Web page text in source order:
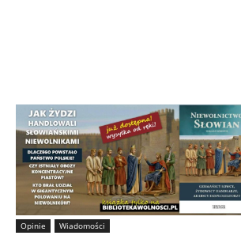
Opinie Wiadomości